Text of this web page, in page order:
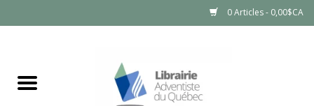
0 Articles - 0,00$CA